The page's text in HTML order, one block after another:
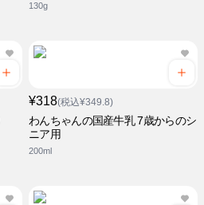
130g
¥318(税込¥349.8)
わんちゃんの国産牛乳 7歳からのシ
ニア用
200ml